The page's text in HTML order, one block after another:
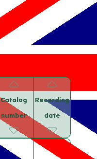
Catalog
number
Recording
date